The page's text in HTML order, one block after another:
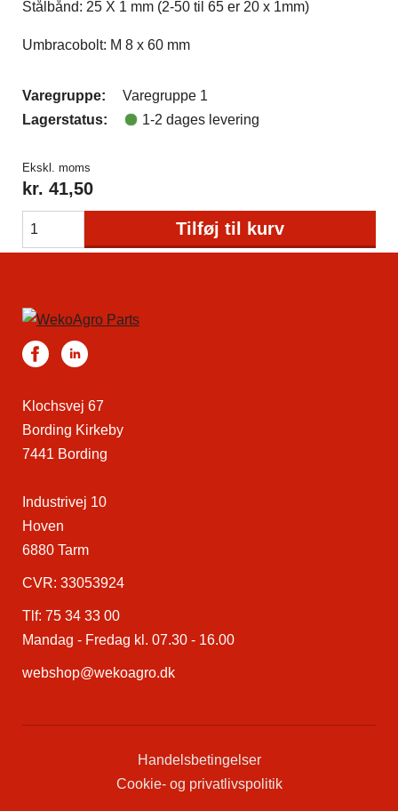
Stålbånd: 25 X 1 mm (2-50 til 65 er 20 x 1mm)
Umbracobolt: M 8 x 60 mm
Varegruppe:
Varegruppe 1
Lagerstatus:
1-2 dages levering
Ekskl. moms
kr. 41,50
Tilføj til kurv
Klochsvej 67
Bording Kirkeby
7441 Bording
Industrivej 10
Hoven
6880 Tarm
CVR: 33053924
Tlf: 75 34 33 00
Mandag - Fredag kl. 07.30 - 16.00
webshop@wekoagro.dk
Handelsbetingelser
Cookie- og privatlivspolitik